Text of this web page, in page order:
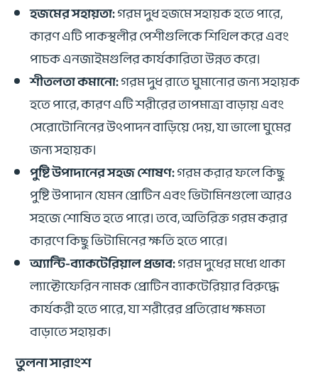
হজমের সহায়তা:গরম দুধ হজমে সহায়ক হতে পারে,
কারণ এটি পাকস্থলীর পেশীগুলিকে শিথিল করে এবং
পাচক এনজাইমগুলির কার্যকারিতা উন্নত করে।
শীতলতা কমানো:গরম দুধ রাতে ঘুমানোর জন্য সহায়ক
হতে পারে, কারণ এটি শরীরের তাপমাত্রা বাড়ায় এবং
সেরোটোনিনের উৎপাদন বাড়িয়ে দেয়, যা ভালো ঘুমের
জন্য সহায়ক।
পুষ্টি উপাদানের সহজ শোষণ:গরম করার ফলে কিছু
পুষ্টি উপাদান যেমন প্রোটিন এবং ভিটামিনগুলো আরও
সহজে শোষিত হতে পারে। তবে, অতিরিক্ত গরম করার
কারণে কিছু ভিটামিনের ক্ষতি হতে পারে।
অ্যান্টি-ব্যাকটেরিয়াল প্রভাব:গরম দুধের মধ্যে থাকা
ল্যাক্টোফেরিন নামক প্রোটিন ব্যাকটেরিয়ার বিরুদ্ধে
কার্যকরী হতে পারে, যা শরীরের প্রতিরোধ ক্ষমতা
বাড়াতে সহায়ক।
তুলনা সারাংশ